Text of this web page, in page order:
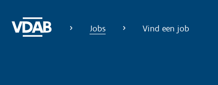
Jobs Vind een job